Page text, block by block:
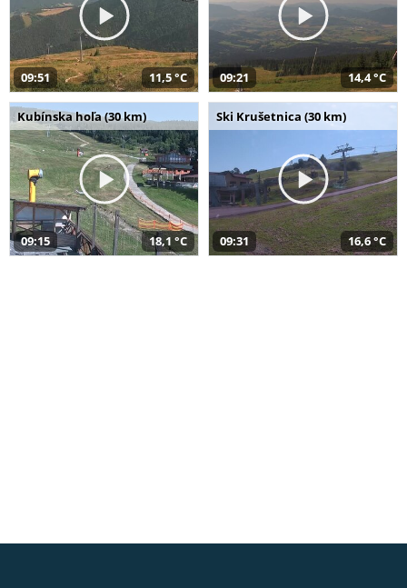
09:51 11,5 °C 09:21 14,4 °C
Kubínska hoľa (30 km)
09:15 18,1 °C
Ski Krušetnica (30 km)
09:31 16,6 °C